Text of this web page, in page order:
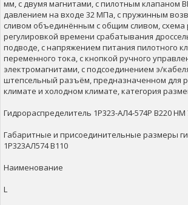
мм, с двумя магнитами, с пилотным клапаном
давлением на входе 32 МПа, с пружинным
сливом объединённым с общим сливом, схема
регулировкой времени срабатывания
подводе, с напряжением питания пилотного
переменного тока, с кнопкой ручного
электромагнитами, с подсоединением э/
штепсельный разъём, предназначенном для
климате и холодном климате, категория
Гидрораспределитель 1Р323-АЛ4-574Р В220 НМ
Габаритные и присоединительные размеры
1Р323АЛ574 В110
Наименование
L